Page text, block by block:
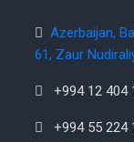
Azerbaijan,
61, Zaur
+994 12 404
+994 55 224